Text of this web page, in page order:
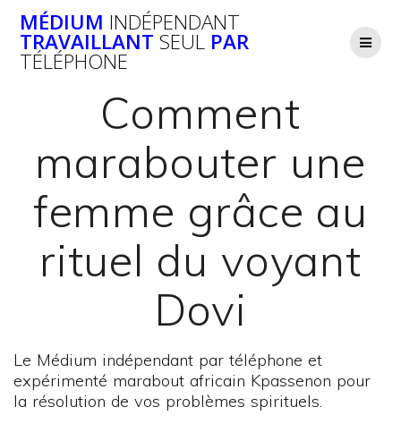
au
contenu
MÉDIUM INDÉPENDANT
TRAVAILLANT SEUL PAR
TÉLÉPHONE
Comment
marabouter une
femme grâce au
rituel du voyant
Dovi
Le Médium indépendant par téléphone et
expérimenté marabout africain Kpassenon pour
la résolution de vos problèmes spirituels.